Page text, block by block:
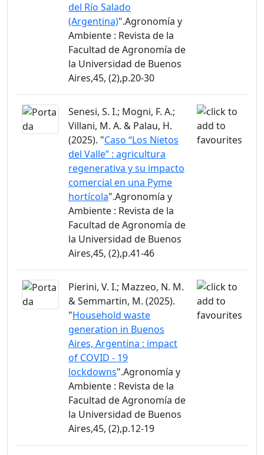
del Río Salado
(Argentina)".Agronomía y
Ambiente : Revista de la
Facultad de Agronomía de
la Universidad de Buenos
Aires,45, (2),p.20-30
Senesi, S. I.; Mogni, F. A.;
Villani, M. A. & Palau, H.
(2025). "Caso “Los Nietos
del Valle” : agricultura
regenerativa y su impacto
comercial en una Pyme
hortícola".Agronomía y
Ambiente : Revista de la
Facultad de Agronomía de
la Universidad de Buenos
Aires,45, (2),p.41-46
Pierini, V. I.; Mazzeo, N. M.
& Semmartin, M. (2025).
"Household waste
generation in Buenos
Aires, Argentina : impact
of COVID - 19
lockdowns".Agronomía y
Ambiente : Revista de la
Facultad de Agronomía de
la Universidad de Buenos
Aires,45, (2),p.12-19